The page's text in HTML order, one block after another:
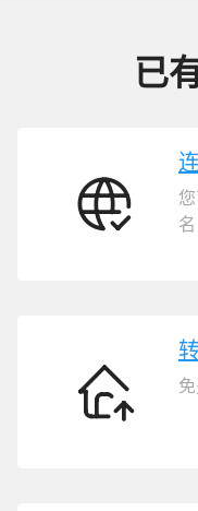
已
连
.XIN
名
转